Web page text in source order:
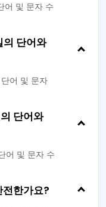
어 및 문자 수
의 단어와
어 및 문자
단어와
어 및 문자 수
한가요?